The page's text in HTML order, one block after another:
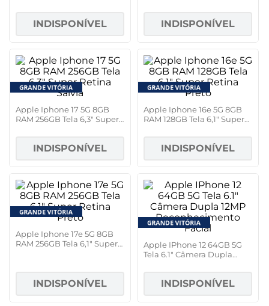
INDISPONÍVEL INDISPONÍVEL
Apple Iphone 17 5G 8GB
RAM 256GB Tela 6,3" Super
INDISPONÍVEL
Apple Iphone 16e 5G 8GB
RAM 128GB Tela 6,1" Super
INDISPONÍVEL
Apple Iphone 17e 5G 8GB
RAM 256GB Tela 6,1" Super
INDISPONÍVEL
Apple IPhone 12 64GB 5G
Tela 6.1" Câmera Dupla
INDISPONÍVEL